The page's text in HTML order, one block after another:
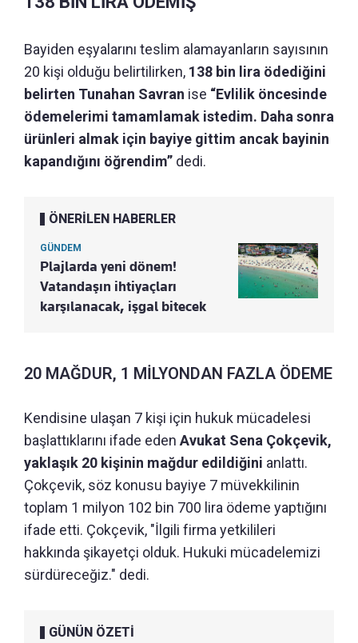
Bayiden eşyalarını teslim alamayanların sayısının
20 kişi olduğu belirtilirken, 138 bin lira ödediğini
belirten Tunahan Savran ise “Evlilik öncesinde
ödemelerimi tamamlamak istedim. Daha sonra
ürünleri almak için bayiye gittim ancak bayinin
kapandığını öğrendim” dedi.
ÖNERİLEN HABERLER
GÜNDEM
Plajlarda yeni dönem!
Vatandaşın ihtiyaçları
karşılanacak, işgal bitecek
20 MAĞDUR, 1 MİLYONDAN FAZLA ÖDEME
Kendisine ulaşan 7 kişi için hukuk mücadelesi
başlattıklarını ifade eden Avukat Sena Çokçevik,
yaklaşık 20 kişinin mağdur edildiğini anlattı.
Çokçevik, söz konusu bayiye 7 müvekkilinin
toplam 1 milyon 102 bin 700 lira ödeme yaptığını
ifade etti. Çokçevik, "İlgili firma yetkilileri
hakkında şikayetçi olduk. Hukuki mücadelemizi
sürdüreceğiz." dedi.
GÜNÜN ÖZETİ